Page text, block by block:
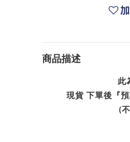
商品描述
此
現貨 下單後『
(